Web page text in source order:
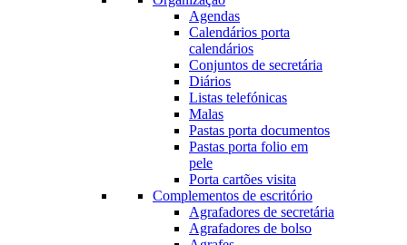
Agendas
Calendários porta
calendários
Conjuntos de secretária
Diários
Listas telefónicas
Malas
Pastas porta documentos
Pastas porta folio em
pele
Porta cartões visita
Complementos de escritório
Agrafadores de secretária
Agrafadores de bolso